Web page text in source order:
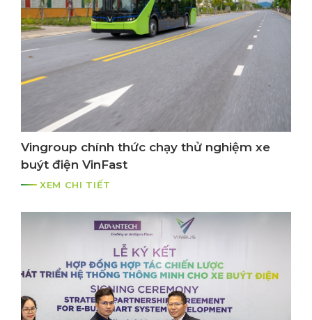
Vingroup chính thức chạy thử nghiệm xe
buýt điện VinFast
XEM CHI TIẾT